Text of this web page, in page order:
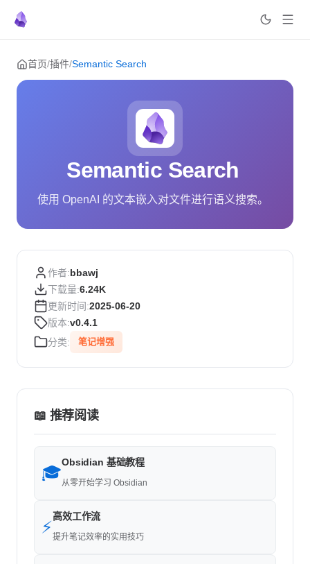
Skip to content
首页/插件/Semantic Search
Semantic Search
使用 OpenAI 的文本嵌入对文件进行语义搜索。
作者:bbawj
下载量:6.24K
更新时间:2025-06-20
版本:v0.4.1
分类:
笔记增强
📖 推荐阅读
🎓
Obsidian 基础教程
从零开始学习 Obsidian
⚡
高效工作流
提升笔记效率的实用技巧